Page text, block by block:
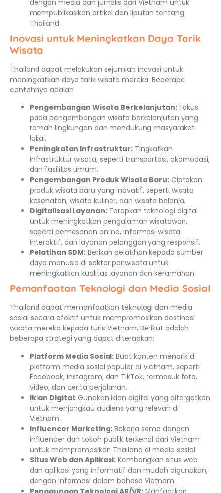
dengan media dan jurnalis dari Vietnam untuk
mempublikasikan artikel dan liputan tentang
Thailand.
Inovasi untuk Meningkatkan Daya Tarik
Wisata
Thailand dapat melakukan sejumlah inovasi untuk
meningkatkan daya tarik wisata mereka. Beberapa
contohnya adalah:
Pengembangan Wisata Berkelanjutan: Fokus
pada pengembangan wisata berkelanjutan yang
ramah lingkungan dan mendukung masyarakat
lokal.
Peningkatan Infrastruktur: Tingkatkan
infrastruktur wisata, seperti transportasi, akomodasi,
dan fasilitas umum.
Pengembangan Produk Wisata Baru: Ciptakan
produk wisata baru yang inovatif, seperti wisata
kesehatan, wisata kuliner, dan wisata belanja.
Digitalisasi Layanan: Terapkan teknologi digital
untuk meningkatkan pengalaman wisatawan,
seperti pemesanan online, informasi wisata
interaktif, dan layanan pelanggan yang responsif.
Pelatihan SDM: Berikan pelatihan kepada sumber
daya manusia di sektor pariwisata untuk
meningkatkan kualitas layanan dan keramahan.
Pemanfaatan Teknologi dan Media Sosial
Thailand dapat memanfaatkan teknologi dan media
sosial secara efektif untuk mempromosikan destinasi
wisata mereka kepada turis Vietnam. Berikut adalah
beberapa strategi yang dapat diterapkan:
Platform Media Sosial: Buat konten menarik di
platform media sosial populer di Vietnam, seperti
Facebook, Instagram, dan TikTok, termasuk foto,
video, dan cerita perjalanan.
Iklan Digital: Gunakan iklan digital yang ditargetkan
untuk menjangkau audiens yang relevan di
Vietnam.
Influencer Marketing: Bekerja sama dengan
influencer dan tokoh publik terkenal dari Vietnam
untuk mempromosikan Thailand di media sosial.
Situs Web dan Aplikasi: Kembangkan situs web
dan aplikasi yang informatif dan mudah digunakan,
dengan informasi dalam bahasa Vietnam.
Penggunaan Teknologi AR/VR: Manfaatkan